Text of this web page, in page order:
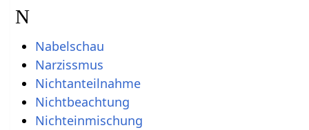
N
Nabelschau
Narzissmus
Nichtanteilnahme
Nichtbeachtung
Nichteinmischung